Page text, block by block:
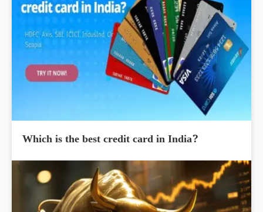
Which is the best credit card in India?